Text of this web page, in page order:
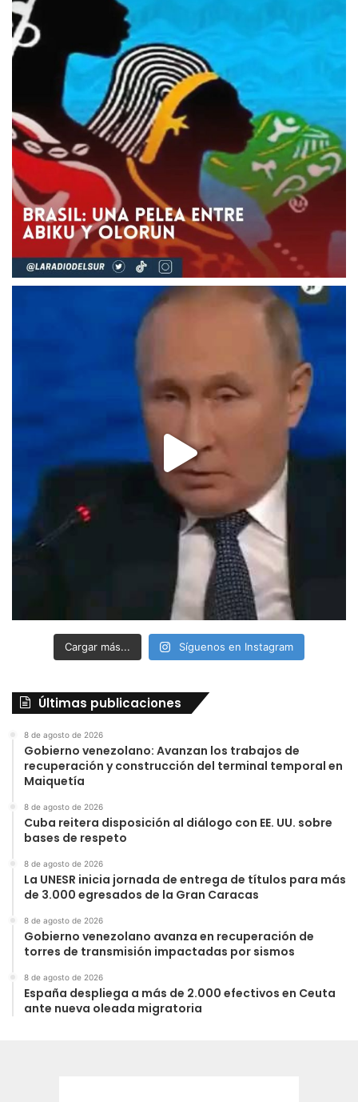
Cargar más... Síguenos en Instagram
Últimas publicaciones
8 de agosto de 2026
Gobierno venezolano: Avanzan los trabajos de
recuperación y construcción del terminal temporal en
Maiquetía
8 de agosto de 2026
Cuba reitera disposición al diálogo con EE. UU. sobre
bases de respeto
8 de agosto de 2026
La UNESR inicia jornada de entrega de títulos para más
de 3.000 egresados de la Gran Caracas
8 de agosto de 2026
Gobierno venezolano avanza en recuperación de
torres de transmisión impactadas por sismos
8 de agosto de 2026
España despliega a más de 2.000 efectivos en Ceuta
ante nueva oleada migratoria